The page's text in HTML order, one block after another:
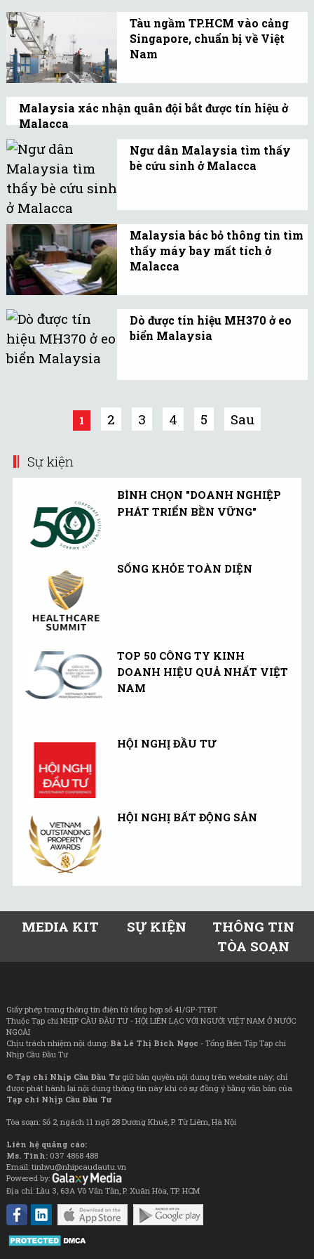
nghẽn vì đình công tự
phát của nhân viên dịch
vụ phà Calais, Pháp.
Tàu ngầm TP.HCM vào cảng
Singapore, chuẩn bị về Việt
Nam
Lan) chở tàu ngầm HQ 183
Jurong, Singapore.
Malaysia xác nhận quân đội bắt được tín hiệu ở
Malacca
Lần đầu tiên phía Malaysia chính thức
xác nhận việc radar của quân đội nước
này bắt được tiếng "bíp" 45 phút sau khi
chiếc máy bay mất liên lạc.
Ngư dân Malaysia tìm thấy
bè cứu sinh ở Malacca
thấy chiếc bè cứu sinh có
chữ "boarding" tại nơi
cách một bãi cảng ở eo
Malaysia bác bỏ thông tin tìm
thấy máy bay mất tích ở
Malacca
MH370 mất tích ở eo biển
Malacca chưa thể xác
Dò được tín hiệu MH370 ở eo
biển Malaysia
mất tích bằng radar ở
khu vực Eo biển Malacca.
1 2 3 4 5 Sau
Sự kiện
BÌNH CHỌN "DOANH NGHIỆP
PHÁT TRIỂN BỀN VỮNG"
SỐNG KHỎE TOÀN DIỆN
TOP 50 CÔNG TY KINH
DOANH HIỆU QUẢ NHẤT VIỆT
NAM
HỘI NGHỊ ĐẦU TƯ
HỘI NGHỊ BẤT ĐỘNG SẢN
MEDIA KIT SỰ KIỆN
THÔNG TIN
TÒA SOẠN
Giấy phép trang thông tin điện tử tổng hợp số 41/GP-TTĐT
Thuộc Tạp chí NHỊP CẦU ĐẦU TƯ - HỘI LIÊN LẠC VỚI NGƯỜI VIỆT NAM Ở NƯỚC
NGOÀI
Chịu trách nhiệm nội dung: Bà Lê Thị Bích Ngọc - Tổng Biên Tập Tạp chí
Nhịp Cầu Đầu Tư
© Tạp chí Nhịp Cầu Đầu Tưgiữ bản quyền nội dung trên website này; chỉ
được phát hành lại nội dung thông tin này khi có sự đồng ý bằng văn bản của
Tạp chí Nhịp Cầu Đầu Tư
Tòa soạn: Số 2, ngách 11 ngõ 28 Dương Khuê, P. Từ Liêm, Hà Nội
Liên hệ quảng cáo:
Ms. Tình: 037 4868 488
Email: tinhvu@nhipcaudautu.vn
Powered by:
Địa chỉ: Lầu 3, 63A Võ Văn Tần, P. Xuân Hòa, TP. HCM